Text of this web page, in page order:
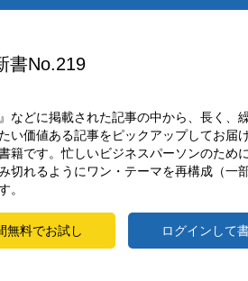
書No.219
などに掲載された記事の中から、長く、
い価値ある記事をピックアップしてお届
籍です。忙しいビジネスパーソンのため
切れるようにワン・テーマを再構成（一
。
無料でお試し ログインして